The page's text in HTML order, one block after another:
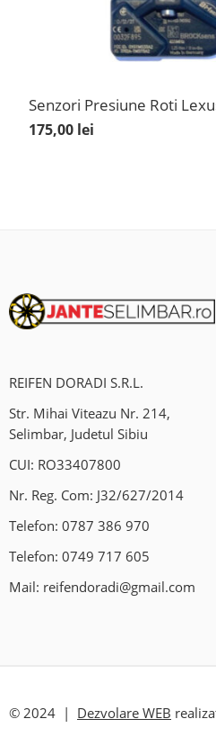
Senzori Presiune Roti
175,00 lei
REIFEN DORADI S.R.L.
Str. Mihai Viteazu Nr. 214,
Selimbar, Judetul Sibiu
CUI: RO33407800
Nr. Reg. Com: J32/627/2014
Telefon: 0787 386 970
Telefon: 0749 717 605
Mail: reifendoradi@gmail.com
© 2024 | Dezvolare WEB